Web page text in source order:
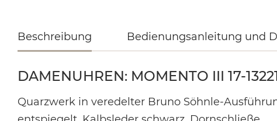
Beschreibung Bedienungsanleitung und
DAMENUHREN: MOMENTO III 17-
Quarzwerk in veredelter Bruno Söhnle-